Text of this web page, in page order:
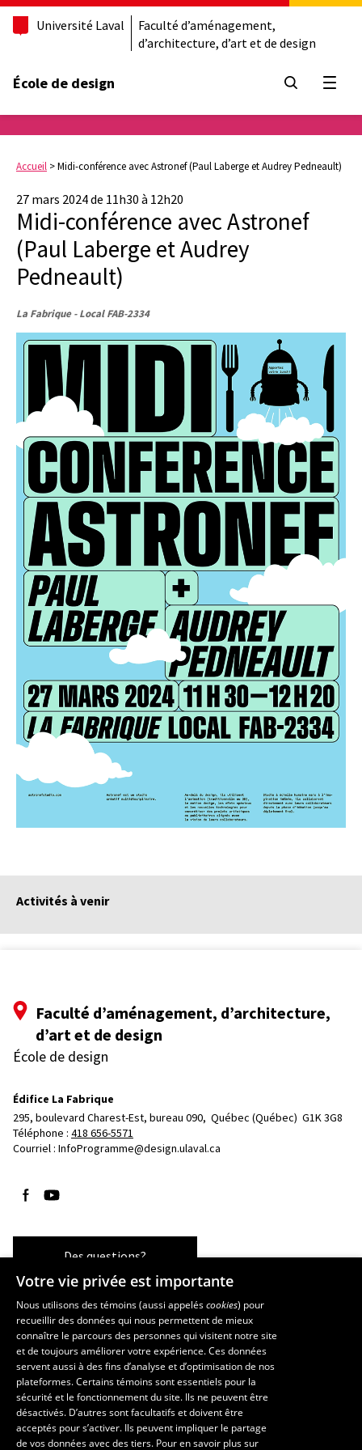
Université Laval
Faculté d’aménagement,
d’architecture, d’art et de design
École de design
Accueil >Midi-conférence avec Astronef (Paul Laberge et Audrey Pedneault)
27 mars 2024 de 11h30 à 12h20
Midi-conférence avec Astronef
(Paul Laberge et Audrey
Pedneault)
La Fabrique - Local FAB-2334
Activités à venir
Faculté d’aménagement, d’architecture,
d’art et de design
École de design
Édifice La Fabrique
295, boulevard Charest-Est, bureau 090, Québec (Québec)  G1K 3G8
Téléphone : 418 656-5571
Courriel : InfoProgramme@design.ulaval.ca
Suivez-nous sur Facebook
Suivez-nous sur YouTube
Des questions?
Les écoles et la recherche
École d’architecture
École d’art
École supérieure d’aménagement du territoire et de développement
régional
Centre de recherche en aménagement et développement
Votre vie privée est importante
Nous utilisons des témoins (aussi appeléscookies) pour
recueillir des données qui nous permettent de mieux
connaître le parcours des personnes qui visitent notre site
et de toujours améliorer votre expérience. Ces données
servent aussi à des fins d’analyse et d’optimisation de nos
plateformes. Certains témoins sont essentiels pour la
sécurité et le fonctionnement du site. Ils ne peuvent être
désactivés. D’autres sont facultatifs et doivent être
acceptés pour s’activer. Ils peuvent impliquer le partage
de vos données avec des tiers. Pour en savoir plus sur